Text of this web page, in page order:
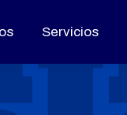
Servicios
Servicios